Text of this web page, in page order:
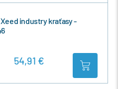
industry kraťasy -
54,91 €